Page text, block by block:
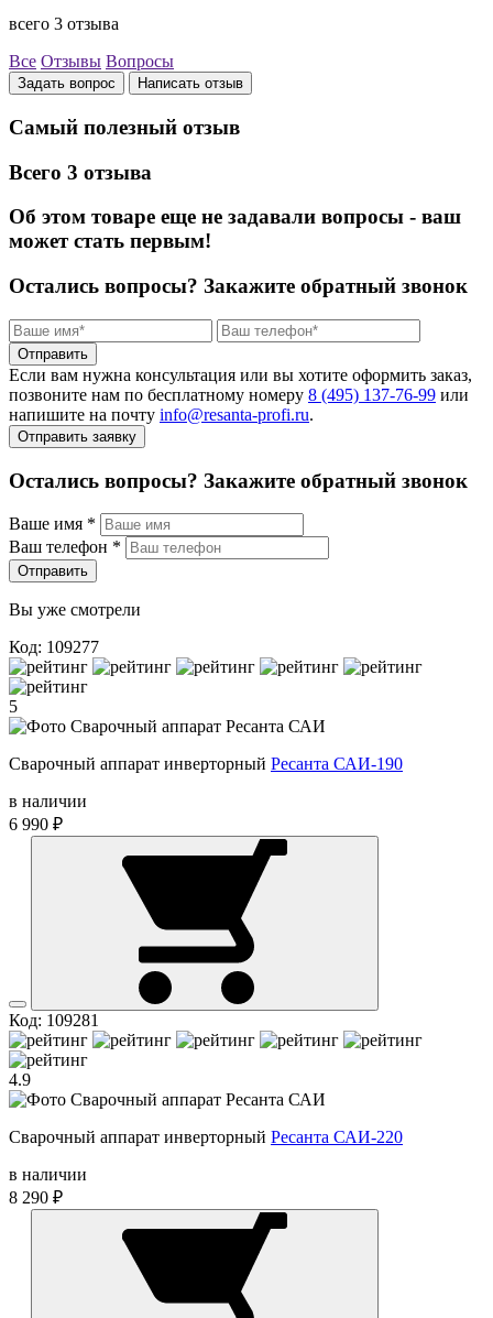
всего 3 отзыва
Все Отзывы Вопросы
Задать вопрос Написать отзыв
Самый полезный отзыв
Всего 3 отзыва
Об этом товаре еще не задавали вопросы - ваш
может стать первым!
Остались вопросы? Закажите обратный звонок
Отправить
Если вам нужна консультация или вы хотите оформить заказ,
позвоните нам по бесплатному номеру 8 (495) 137‑76‑99 или
напишите на почту info@resanta‑profi.ru.
Отправить заявку
Остались вопросы? Закажите обратный звонок
Ваше имя *
Ваш телефон *
Отправить
Вы уже смотрели
Код: 109277
5
Сварочный аппарат инверторный Ресанта САИ-190
в наличии
6 990 ₽
Код: 109281
4.9
Сварочный аппарат инверторный Ресанта САИ-220
в наличии
8 290 ₽